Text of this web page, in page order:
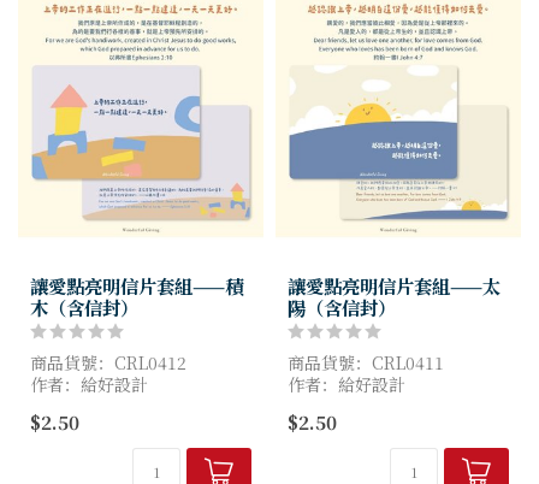
讓愛點亮明信片套組——積
木（含信封）
商品貨號：CRL0412
作者：給好設計
$2.50
讓愛點亮明信片套組——太
陽（含信封）
商品貨號：CRL0411
作者：給好設計
$2.50